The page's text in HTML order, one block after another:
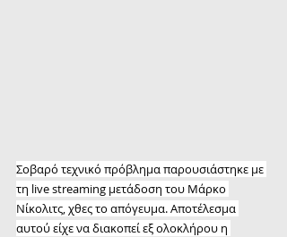
Σοβαρό τεχνικό πρόβλημα παρουσιάστηκε με
τη live streaming μετάδοση του Μάρκο
Νίκολιτς, χθες το απόγευμα. Αποτέλεσμα
αυτού είχε να διακοπεί εξ ολοκλήρου η